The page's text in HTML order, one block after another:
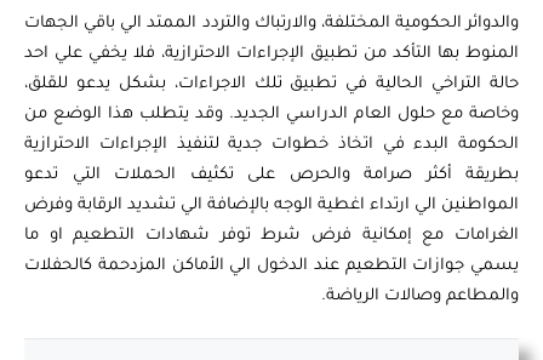
والدوائر الحكومية المختلفة، والارتباك والتردد الممتد الي باقي الجهات
المنوط بها التأكد من تطبيق الإجراءات الاحترازية، فلا يخفي علي احد
حالة التراخي الحالية في تطبيق تلك الاجراءات، بشكل يدعو للقلق،
وخاصة مع حلول العام الدراسي الجديد. وقد يتطلب هذا الوضع من
الحكومة البدء في اتخاذ خطوات جدية لتنفيذ الإجراءات الاحترازية
بطريقة أكثر صرامة والحرص على تكثيف الحملات التي تدعو
المواطنين الي ارتداء اغطية الوجه بالإضافة الي تشديد الرقابة وفرض
الغرامات مع إمكانية فرض شرط توفر شهادات التطعيم او ما
يسمي جوازات التطعيم عند الدخول الي الأماكن المزدحمة كالحفلات
والمطاعم وصالات الرياضة.